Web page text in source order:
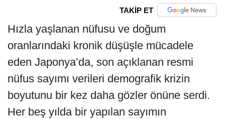
TAKİP ET
Hızla yaşlanan nüfusu ve doğum
oranlarındaki kronik düşüşle mücadele
eden Japonya’da, son açıklanan resmi
nüfus sayımı verileri demografik krizin
boyutunu bir kez daha gözler önüne serdi.
Her beş yılda bir yapılan sayımın